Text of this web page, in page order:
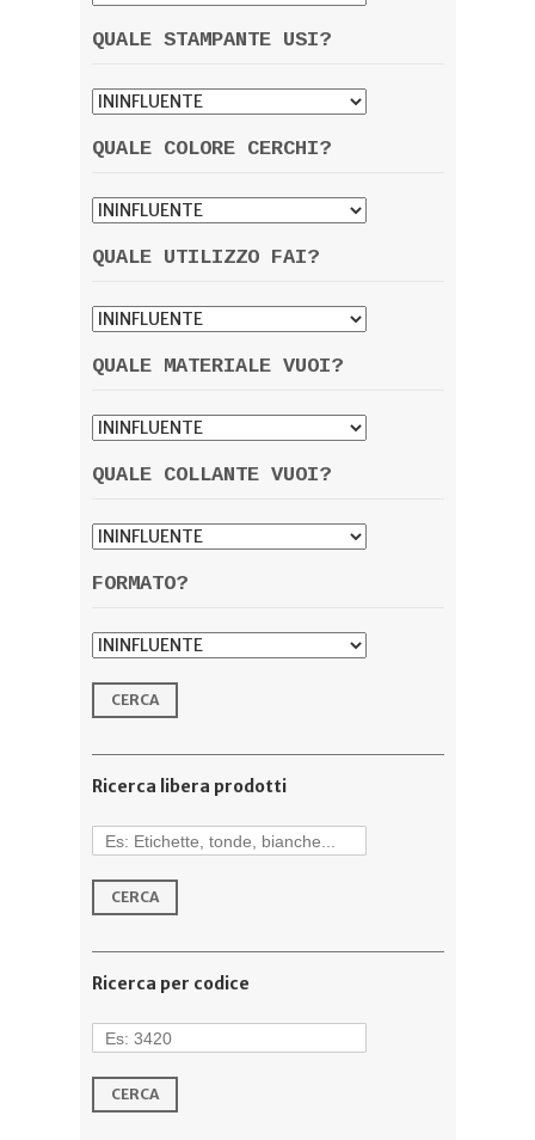
QUALE STAMPANTE USI?
QUALE COLORE CERCHI?
QUALE UTILIZZO FAI?
QUALE MATERIALE VUOI?
QUALE COLLANTE VUOI?
FORMATO?
Ricerca libera prodotti
Ricerca per codice